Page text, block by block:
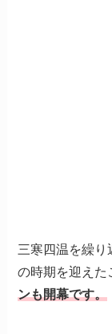
三寒四温を繰り
の時期を迎えた
ンも開幕です。